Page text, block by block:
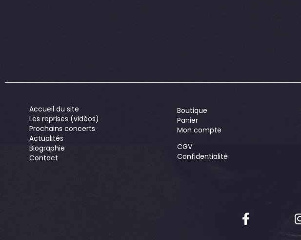
Accueil du site
Les reprises (vidéos)
Prochains concerts
Actualités
Biographie
Contact
Boutique
Panier
Mon compte
CGV
Confidentialité